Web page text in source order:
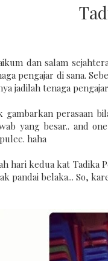
dan salam
pengajar di sana.
jadilah tenaga
gambarkan perasaan
yang besar.. and
haha
hari kedua kat Tadika
pandai belaka... So,